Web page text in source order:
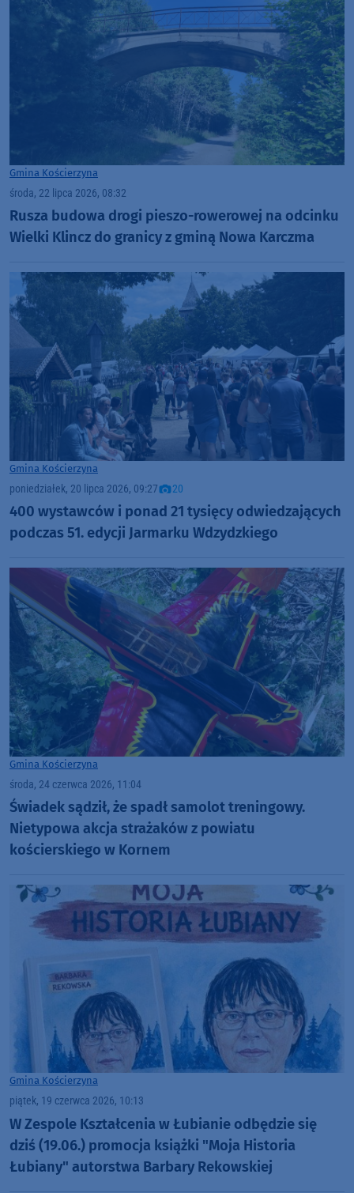
Gmina Kościerzyna
środa, 22 lipca 2026, 08:32
Rusza budowa drogi pieszo-rowerowej na odcinku
Wielki Klincz do granicy z gminą Nowa Karczma
Gmina Kościerzyna
poniedziałek, 20 lipca 2026, 09:27 20
400 wystawców i ponad 21 tysięcy odwiedzających
podczas 51. edycji Jarmarku Wdzydzkiego
Gmina Kościerzyna
środa, 24 czerwca 2026, 11:04
Świadek sądził, że spadł samolot treningowy.
Nietypowa akcja strażaków z powiatu
kościerskiego w Kornem
Gmina Kościerzyna
piątek, 19 czerwca 2026, 10:13
W Zespole Kształcenia w Łubianie odbędzie się
dziś (19.06.) promocja książki "Moja Historia
Łubiany" autorstwa Barbary Rekowskiej